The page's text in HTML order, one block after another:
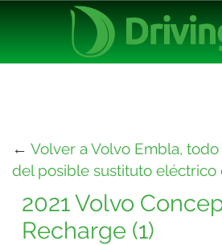
← Volver a Volvo Embla,
del posible sustituto eléctrico
2021 Volvo
Recharge (1)